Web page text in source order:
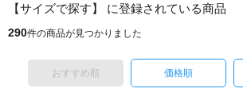
【サイズで探す】 に登録されている商品
290件の商品が見つかりました
おすすめ順 価格順